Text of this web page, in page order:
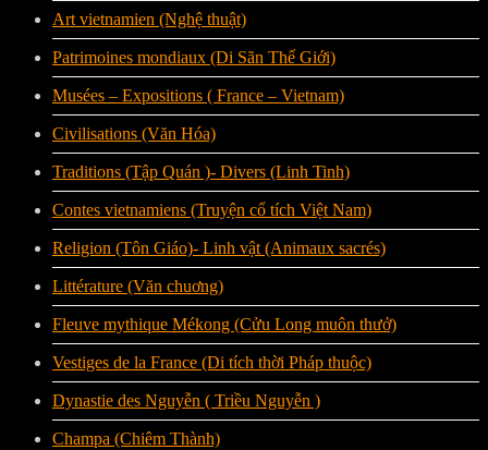
Art vietnamien (Nghệ thuật)
Patrimoines mondiaux (Di Sãn Thế Giới)
Musées – Expositions ( France – Vietnam)
Civilisations (Văn Hóa)
Traditions (Tập Quán )- Divers (Linh Tinh)
Contes vietnamiens (Truyện cổ tích Việt Nam)
Religion (Tôn Giáo)- Linh vật (Animaux sacrés)
Littérature (Văn chuơng)
Fleuve mythique Mékong (Cửu Long muôn thưở)
Vestiges de la France (Di tích thời Pháp thuộc)
Dynastie des Nguyễn ( Triều Nguyễn )
Champa (Chiêm Thành)